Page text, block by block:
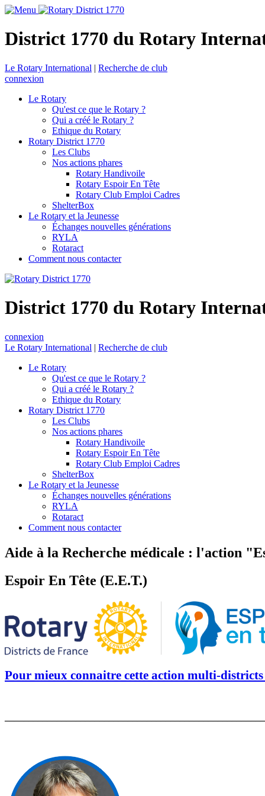
District 1770 du Rotary
Le Rotary International | Recherche de club
connexion
Le Rotary
Qu'est ce que le Rotary ?
Qui a créé le Rotary ?
Ethique du Rotary
Rotary District 1770
Les Clubs
Nos actions phares
Rotary Handivoile
Rotary Espoir En Tête
Rotary Club Emploi Cadres
ShelterBox
Le Rotary et la Jeunesse
Échanges nouvelles générations
RYLA
Rotaract
Comment nous contacter
District 1770 du Rotary
connexion
Le Rotary International | Recherche de club
Le Rotary
Qu'est ce que le Rotary ?
Qui a créé le Rotary ?
Ethique du Rotary
Rotary District 1770
Les Clubs
Nos actions phares
Rotary Handivoile
Rotary Espoir En Tête
Rotary Club Emploi Cadres
ShelterBox
Le Rotary et la Jeunesse
Échanges nouvelles générations
RYLA
Rotaract
Comment nous contacter
Aide à la Recherche médicale : l'action
Espoir En Tête (E.E.T.)
Pour mieux connaitre cette action multi-